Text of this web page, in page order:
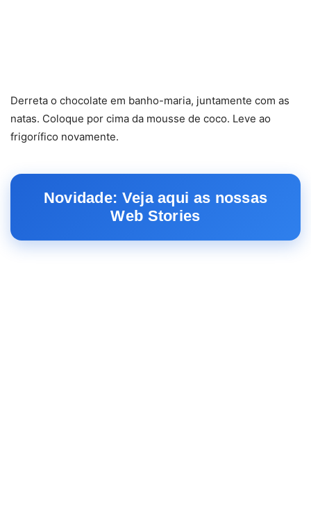
Derreta o chocolate em banho-maria, juntamente com as
natas. Coloque por cima da mousse de coco. Leve ao
frigorífico novamente.
Novidade: Veja aqui as nossas
Web Stories